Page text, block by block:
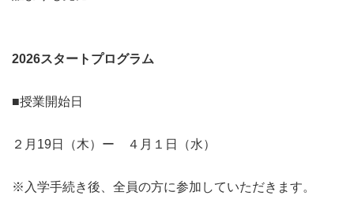
2026スタートプログラム
■授業開始日
２月19日（木）ー ４月１日（水）
※入学手続き後、全員の方に参加していただきます。